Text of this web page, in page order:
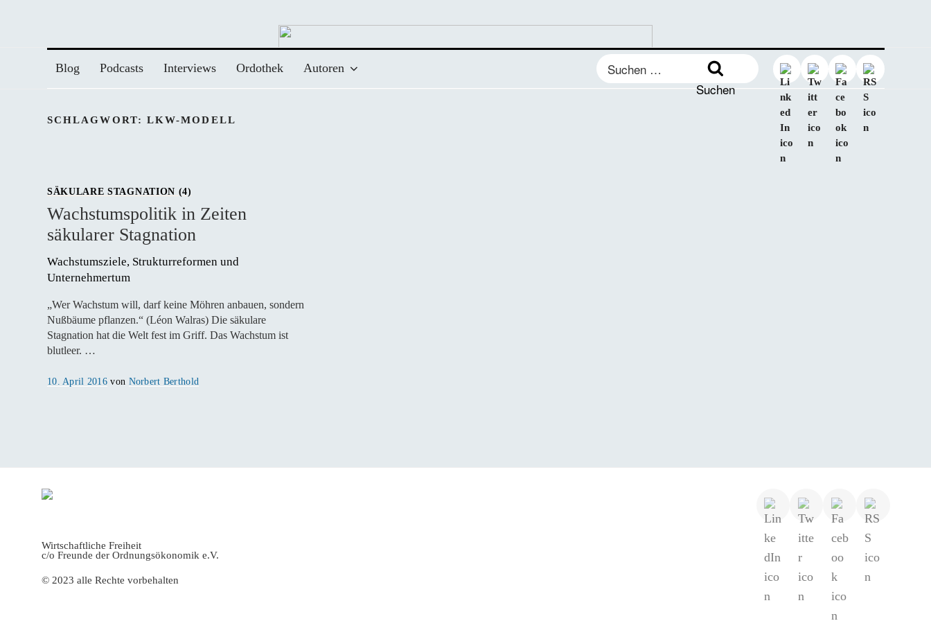
Blog Podcasts Interviews Ordothek Autoren
Suchen
nach:
Suchen
SCHLAGWORT: LKW-MODELL
SÄKULARE STAGNATION (4)
Wachstumspolitik in Zeiten
säkularer Stagnation
Wachstumsziele, Strukturreformen und
Unternehmertum
„Wer Wachstum will, darf keine Möhren anbauen, sondern
Nußbäume pflanzen.“ (Léon Walras) Die säkulare
Stagnation hat die Welt fest im Griff. Das Wachstum ist
blutleer. …
Veröffentlicht
10. April 2016 von Norbert Berthold
Wirtschaftliche Freiheit
c/o Freunde der Ordnungsökonomik e.V.
© 2023 alle Rechte vorbehalten